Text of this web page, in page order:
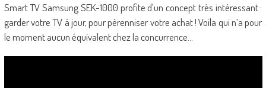
Smart TV Samsung SEK-1000 profite d’un concept très intéressant :
garder votre TV à jour, pour pérenniser votre achat ! Voila qui n’a pour
le moment aucun équivalent chez la concurrence…